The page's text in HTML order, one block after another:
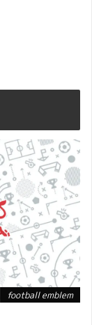
football emblem